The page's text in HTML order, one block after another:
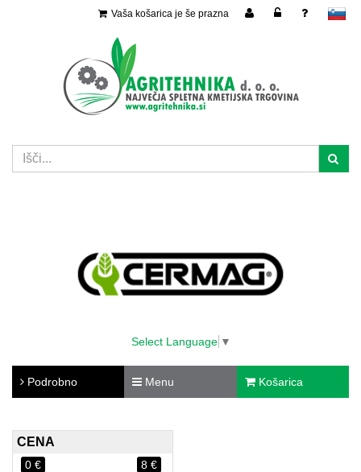
slovensko
Vaša košarica je še prazna
Select Language ▼
Podrobno Menu Košarica
CENA
0 € 8 €